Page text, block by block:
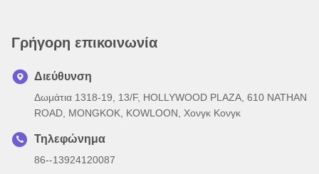
Γρήγορη επικοινωνία
Διεύθυνση
Δωμάτια 1318-19, 13/F, HOLLYWOOD PLAZA, 610 NATHAN
ROAD, MONGKOK, KOWLOON, Χονγκ Κονγκ
Τηλεφώνημα
86--13924120087